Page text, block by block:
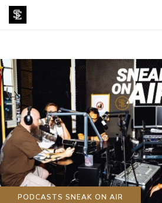
PODCASTS SNEAK ON AIR